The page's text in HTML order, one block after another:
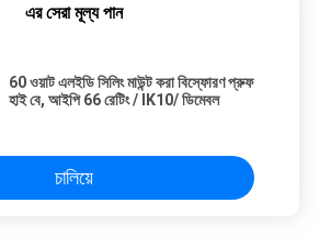
এর সেরা মূল্য পান
60 ওয়াট এলইডি সিলিং মাউন্ট করা বিস্ফোরণ প্রুফ
হাই বে, আইপি 66 রেটিং / IK10/ ডিমেবল
চালিয়ে